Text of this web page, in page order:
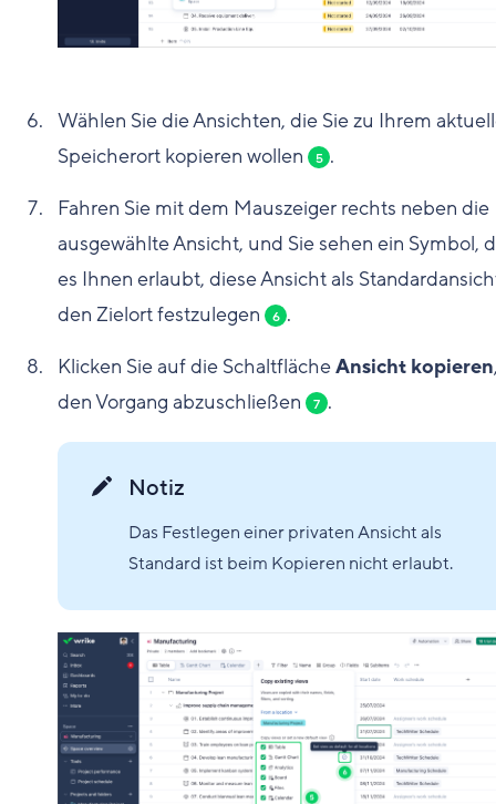
Wählen Sie die Ansichten, die Sie zu Ihrem
Speicherort kopieren wollen
5 .
Fahren Sie mit dem Mauszeiger rechts neben die
ausgewählte Ansicht, und Sie sehen ein Symbol,
es Ihnen erlaubt, diese Ansicht als
den Zielort festzulegen
6 .
Klicken Sie auf die SchaltflächeAnsicht kopieren
den Vorgang abzuschließen
7 .
Notiz
Das Festlegen einer privaten Ansicht als
Standard ist beim Kopieren nicht erlaubt.